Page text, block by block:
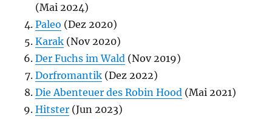
(Mai 2024)
Paleo (Dez 2020)
Karak (Nov 2020)
Der Fuchs im Wald (Nov 2019)
Dorfromantik (Dez 2022)
Die Abenteuer des Robin Hood (Mai 2021)
Hitster (Jun 2023)